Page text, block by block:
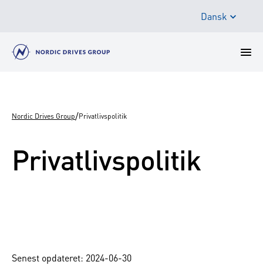
Dansk
Nordic Drives Group/Privatlivspolitik
Privatlivspolitik
Senest opdateret: 2024-06-30